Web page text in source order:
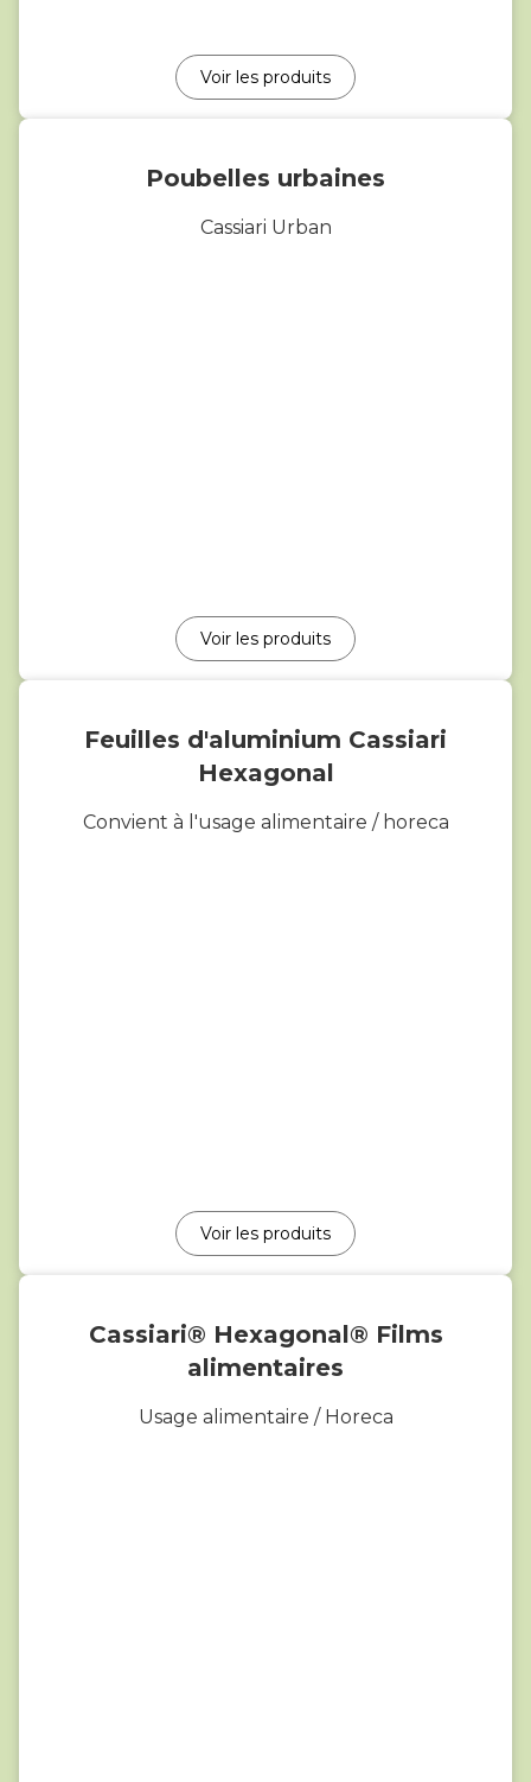
Voir les produits
Poubelles urbaines
Cassiari Urban
Voir les produits
Feuilles d'aluminium Cassiari
Hexagonal
Convient à l'usage alimentaire / horeca
Voir les produits
Cassiari® Hexagonal® Films
alimentaires
Usage alimentaire / Horeca